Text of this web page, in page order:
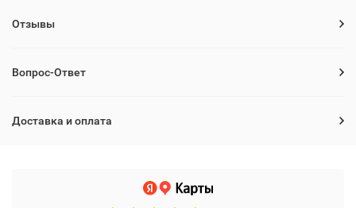
Отзывы
Вопрос-Ответ
Доставка и оплата